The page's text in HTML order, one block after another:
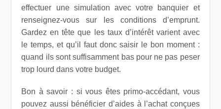
effectuer une simulation avec votre banquier et
renseignez-vous sur les conditions d’emprunt.
Gardez en tête que les taux d’intérêt varient avec
le temps, et qu’il faut donc saisir le bon moment :
quand ils sont suffisamment bas pour ne pas peser
trop lourd dans votre budget.
Bon à savoir : si vous êtes primo-accédant, vous
pouvez aussi bénéficier d’aides à l’achat conçues